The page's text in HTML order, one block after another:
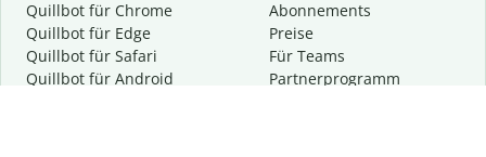
Quillbot für Chrome
Quillbot für Edge
Quillbot für Safari
Quillbot für Android
Abon­ne­ments
Preise
Für Teams
Partnerprogramm